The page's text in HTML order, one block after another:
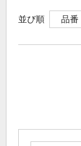
並び順 品番